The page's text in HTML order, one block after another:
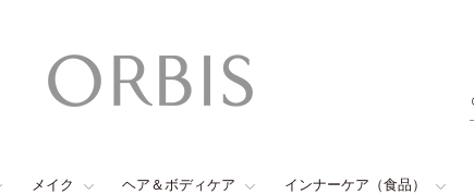
メイク ヘア＆ボディケア インナーケア（食品）